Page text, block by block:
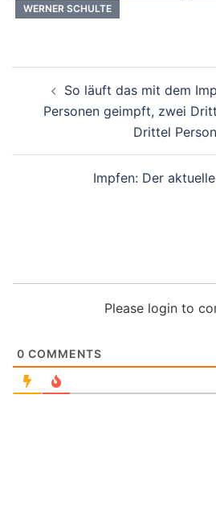
WERNER SCHULTE
So läuft das mit dem
Personen geimpft, zwei
Drittel
Impfen: Der
Please login to
0 COMMENTS